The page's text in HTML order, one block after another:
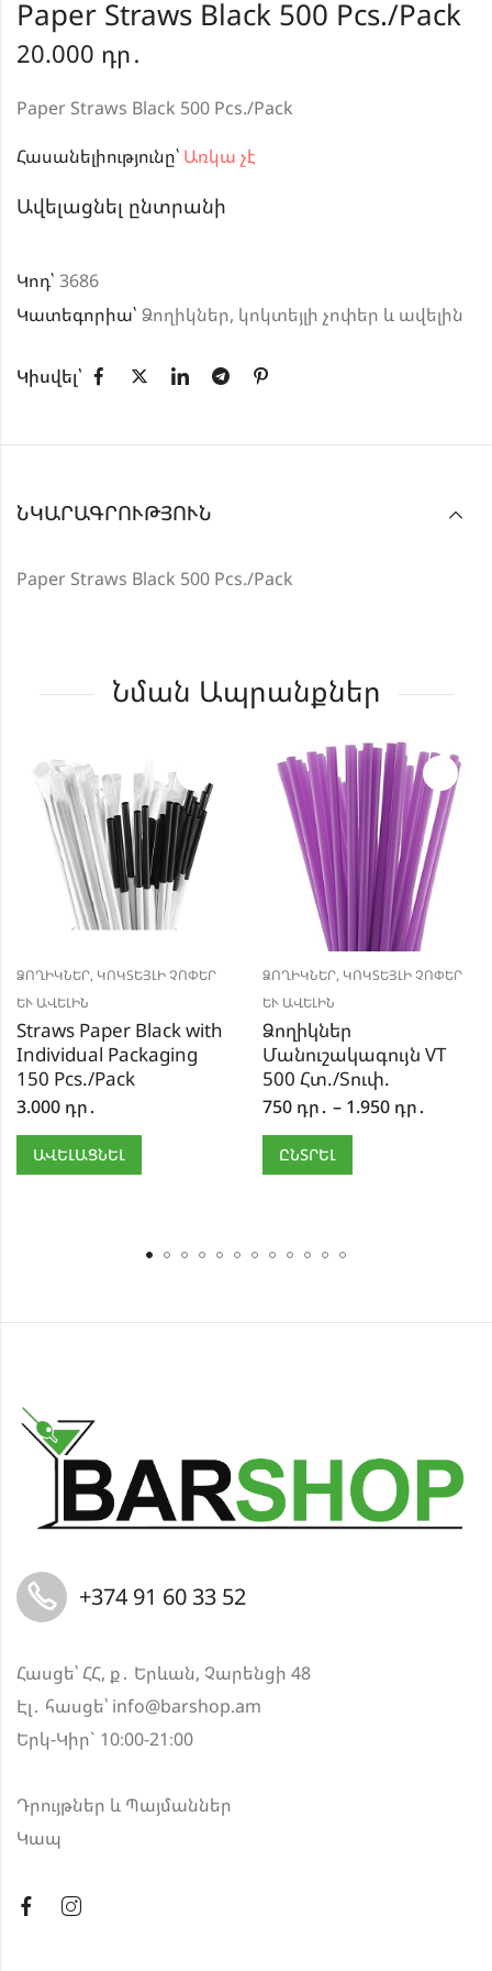
Paper Straws Black 500 Pcs./Pack
20.000 դր․
Paper Straws Black 500 Pcs./Pack
Հասանելիությունը՝ Առկա չէ
Ավելացնել ընտրանի
Կոդ՝ 3686
Կատեգորիա՝ Ձողիկներ, կոկտեյլի չոփեր և ավելին
Կիսվել՝
ՆԿԱՐԱԳՐՈՒԹՅՈՒՆ
Paper Straws Black 500 Pcs./Pack
Նման Ապրանքներ
ՁՈՂԻԿՆԵՐ, ԿՈԿՏԵՅԼԻ ՉՈՓԵՐ
ԵՒ ԱՎԵԼԻՆ
Straws Paper Black with
Individual Packaging
150 Pcs./Pack
3.000 դր․
ԱՎԵԼԱՑՆԵԼ
ՁՈՂԻԿՆԵՐ, ԿՈԿՏԵՅԼԻ ՉՈՓԵՐ
ԵՒ ԱՎԵԼԻՆ
Ձողիկներ
Մանուշակագույն VT
500 Հտ./Տուփ.
750 դր․ – 1.950 դր․
ԸՆՏՐԵԼ
+374 91 60 33 52
Հասցե՝ ՀՀ, ք․ Երևան, Չարենցի 48
Էլ․ հասցե՝ info@barshop.am
Երկ-Կիր` 10։00-21։00
Դրույթներ և Պայմաններ
Կապ